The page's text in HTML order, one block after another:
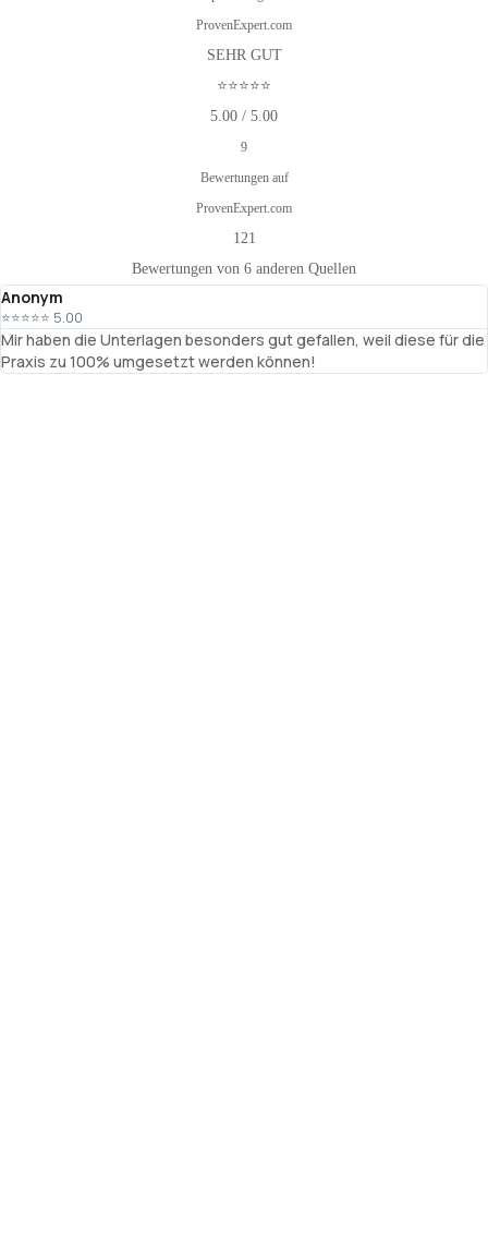
ProvenExpert.com
SEHR GUT
⭐⭐⭐⭐⭐
5.00 / 5.00
9
Bewertungen auf
ProvenExpert.com
121
Bewertungen von 6 anderen Quellen
Anonym
⭐⭐⭐⭐⭐ 5.00
Mir haben die Unterlagen besonders gut gefallen, weil diese für die
Praxis zu 100% umgesetzt werden können!